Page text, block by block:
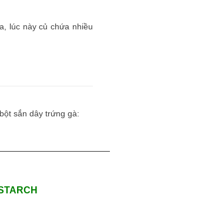
lúc này củ chứa nhiều
sắn dây trứng gà: